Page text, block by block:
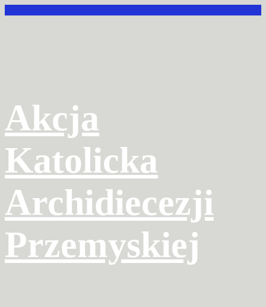
Akcja
Katolicka
Archidiecezji
Przemyskiej